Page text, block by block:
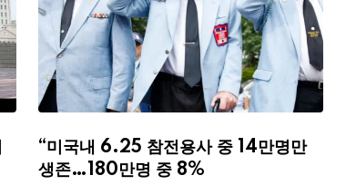
“미국내 6.25 참전용사 중 14만명만
생존…180만명 중 8%